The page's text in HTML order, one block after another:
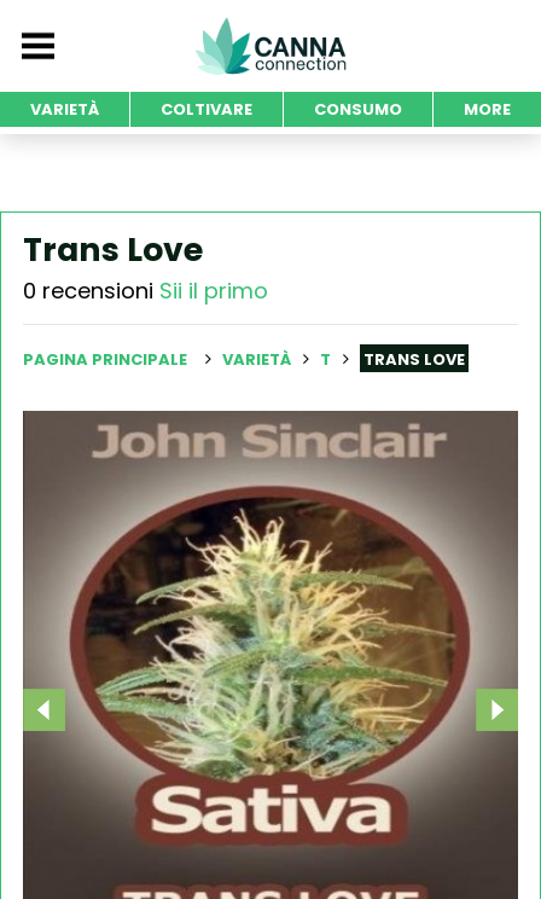
VARIETÀ COLTIVARE CONSUMO MORE
Trans Love
0 recensioni Sii il primo
PAGINA PRINCIPALE VARIETÀ T TRANS LOVE